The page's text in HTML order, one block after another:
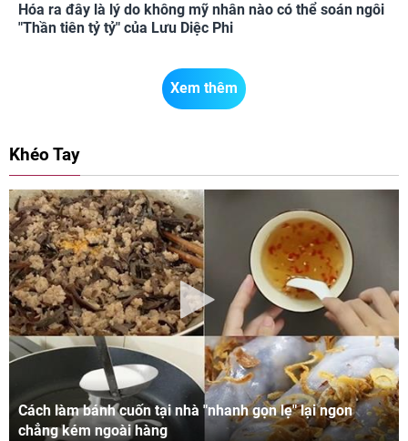
Hóa ra đây là lý do không mỹ nhân nào có thể soán ngôi
"Thần tiên tỷ tỷ" của Lưu Diệc Phi
Xem thêm
Khéo Tay
Cách làm bánh cuốn tại nhà "nhanh gọn lẹ" lại ngon
chẳng kém ngoài hàng